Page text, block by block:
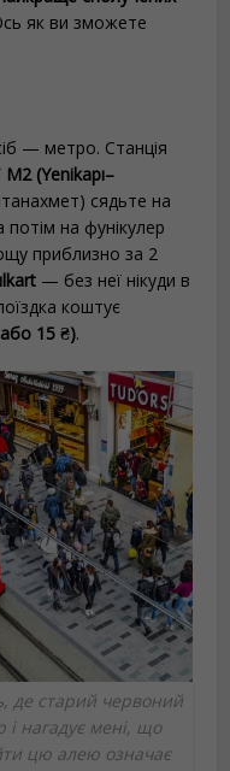
як ви зможете
— метро. Станція
M2 (Yenikapı–
сядьте на
на фунікулер
приблизно за 2
— без неї нікуди в
коштує
15 ₴).
де старий червоний
і нагадує мені, що
цю алею означає